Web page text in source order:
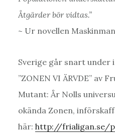
Åtgärder bör vidtas.”
~ Ur novellen
Sverige går snart under
”ZONEN VI ÄRVDE” av
Mutant: År Nolls
okända Zonen,
här: http://frialigan.se/